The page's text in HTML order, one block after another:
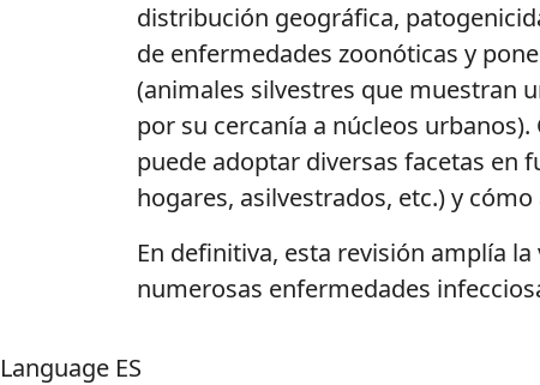
distribución geográfica,
de enfermedades zoonóticas y
(animales silvestres que muestran
por su cercanía a núcleos
puede adoptar diversas facetas en
hogares, asilvestrados, etc.) y
En definitiva, esta revisión amplía
numerosas enfermedades
Language ES